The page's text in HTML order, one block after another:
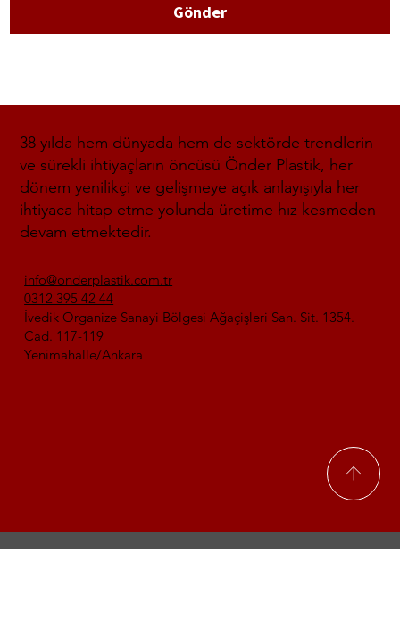
Gönder
38 yılda hem dünyada hem de sektörde trendlerin
ve sürekli ihtiyaçların öncüsü Önder Plastik, her
dönem yenilikçi ve gelişmeye açık anlayışıyla her
ihtiyaca hitap etme yolunda üretime hız kesmeden
devam etmektedir.
info@onderplastik.com.tr
0312 395 42 44
İvedik Organize Sanayi Bölgesi Ağaçişleri San. Sit. 1354.
Cad. 117-119
Yenimahalle/Ankara